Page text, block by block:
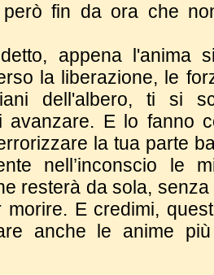
fin da ora che
appena l'anima
la liberazione, le
dell'albero, ti si
avanzare. E lo fanno
la tua parte
nell’inconscio le
resterà da sola,
morire. E credimi,
anche le anime